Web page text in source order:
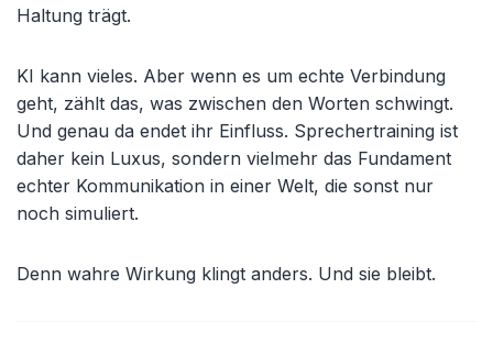
Haltung trägt.
KI kann vieles. Aber wenn es um echte Verbindung
geht, zählt das, was zwischen den Worten schwingt.
Und genau da endet ihr Einfluss. Sprechertraining ist
daher kein Luxus, sondern vielmehr das Fundament
echter Kommunikation in einer Welt, die sonst nur
noch simuliert.
Denn wahre Wirkung klingt anders. Und sie bleibt.